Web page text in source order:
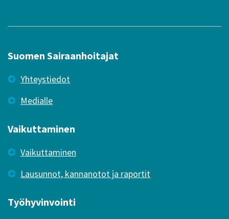
Suomen Sairaanhoitajat
Yhteystiedot
Medialle
Vaikuttaminen
Vaikuttaminen
Lausunnot, kannanotot ja raportit
Työhyvinvointi